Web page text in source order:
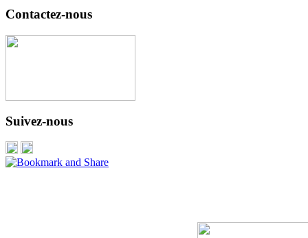
Contactez-nous
Suivez-nous